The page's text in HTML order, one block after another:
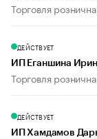
Торговля
ДЕЙСТВУЕТ
ИП Еганшина
Торговля
ДЕЙСТВУЕТ
ИП Хамдамов